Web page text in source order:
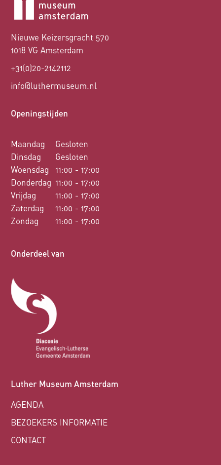
Nieuwe Keizersgracht 570
1018 VG Amsterdam
+31(0)20-2142112
info@luthermuseum.nl
Openingstijden
Maandag
Dinsdag
Woensdag
Donderdag
Vrijdag
Zaterdag
Zondag
Gesloten
Gesloten
11:00 - 17:00
11:00 - 17:00
11:00 - 17:00
11:00 - 17:00
11:00 - 17:00
Onderdeel van
Luther Museum Amsterdam
AGENDA
BEZOEKERS INFORMATIE
CONTACT